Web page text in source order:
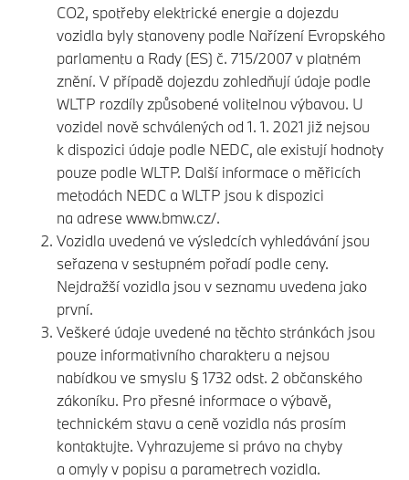
CO2, spotřeby elektrické energie a dojezdu
vozidla byly stanoveny podle Nařízení Evropského
parlamentu a Rady (ES) č. 715/2007 v platném
znění. V případě dojezdu zohledňují údaje podle
WLTP rozdíly způsobené volitelnou výbavou. U
vozidel nově schválených od 1. 1. 2021 již nejsou
k dispozici údaje podle NEDC, ale existují hodnoty
pouze podle WLTP. Další informace o měřicích
metodách NEDC a WLTP jsou k dispozici
na adresewww.bmw.cz/.
Vozidla uvedená ve výsledcích vyhledávání jsou
seřazena v sestupném pořadí podle ceny.
Nejdražší vozidla jsou v seznamu uvedena jako
první.
Veškeré údaje uvedené na těchto stránkách jsou
pouze informativního charakteru a nejsou
nabídkou ve smyslu § 1732 odst. 2 občanského
zákoníku. Pro přesné informace o výbavě,
technickém stavu a ceně vozidla nás prosím
kontaktujte. Vyhrazujeme si právo na chyby
a omyly v popisu a parametrech vozidla.